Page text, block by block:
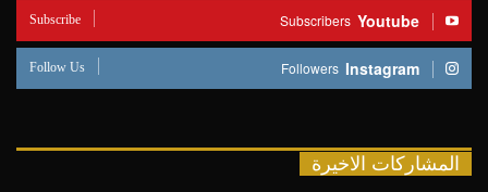
Youtube
Subscribers
Subscribe
Instagram
Followers
Follow Us
المشاركات الاخيرة